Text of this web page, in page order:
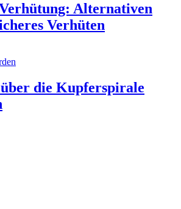
Alternativen
Verhüten
über die Kupferspirale